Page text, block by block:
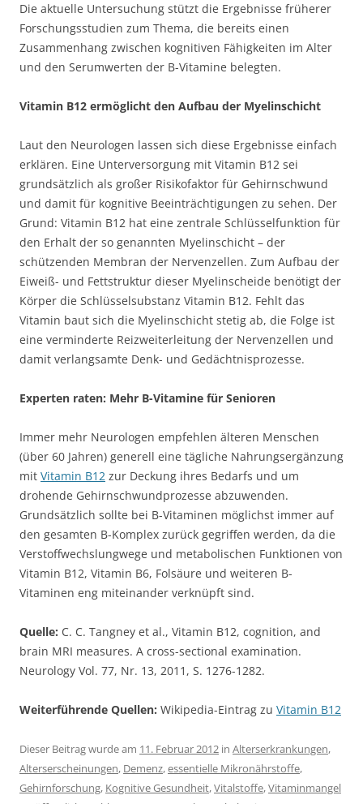
Die aktuelle Untersuchung stützt die Ergebnisse früherer
Forschungsstudien zum Thema, die bereits einen
Zusammenhang zwischen kognitiven Fähigkeiten im Alter
und den Serumwerten der B-Vitamine belegten.
Vitamin B12 ermöglicht den Aufbau der Myelinschicht
Laut den Neurologen lassen sich diese Ergebnisse einfach
erklären. Eine Unterversorgung mit Vitamin B12 sei
grundsätzlich als großer Risikofaktor für Gehirnschwund
und damit für kognitive Beeinträchtigungen zu sehen. Der
Grund: Vitamin B12 hat eine zentrale Schlüsselfunktion für
den Erhalt der so genannten Myelinschicht – der
schützenden Membran der Nervenzellen. Zum Aufbau der
Eiweiß- und Fettstruktur dieser Myelinscheide benötigt der
Körper die Schlüsselsubstanz Vitamin B12. Fehlt das
Vitamin baut sich die Myelinschicht stetig ab, die Folge ist
eine verminderte Reizweiterleitung der Nervenzellen und
damit verlangsamte Denk- und Gedächtnisprozesse.
Experten raten: Mehr B-Vitamine für Senioren
Immer mehr Neurologen empfehlen älteren Menschen
(über 60 Jahren) generell eine tägliche Nahrungsergänzung
mit Vitamin B12 zur Deckung ihres Bedarfs und um
drohende Gehirnschwundprozesse abzuwenden.
Grundsätzlich sollte bei B-Vitaminen möglichst immer auf
den gesamten B-Komplex zurück gegriffen werden, da die
Verstoffwechslungwege und metabolischen Funktionen von
Vitamin B12, Vitamin B6, Folsäure und weiteren B-
Vitaminen eng miteinander verknüpft sind.
Quelle: C. C. Tangney et al., Vitamin B12, cognition, and
brain MRI measures. A cross-sectional examination.
Neurology Vol. 77, Nr. 13, 2011, S. 1276-1282.
Weiterführende Quellen: Wikipedia-Eintrag zu Vitamin B12
Dieser Beitrag wurde am 11. Februar 2012 in Alterserkrankungen,
Alterserscheinungen, Demenz,essentielle Mikronährstoffe,
Gehirnforschung, Kognitive Gesundheit,Vitalstoffe,Vitaminmangel